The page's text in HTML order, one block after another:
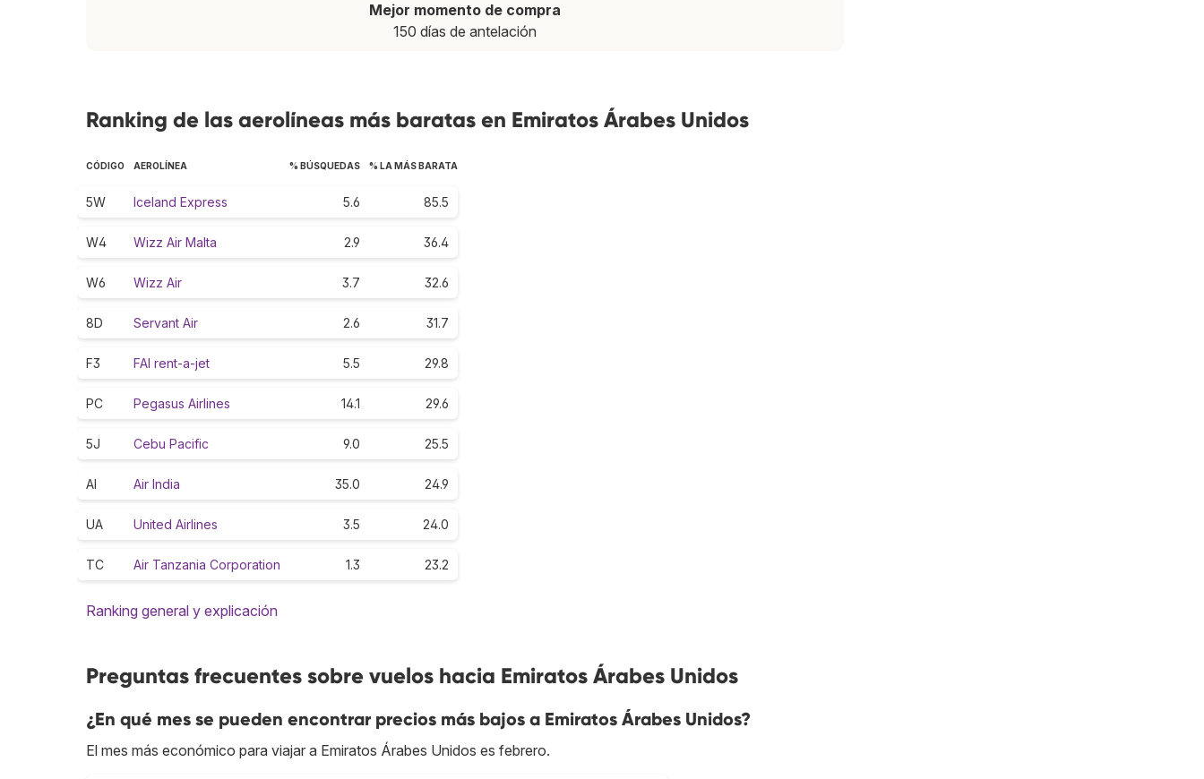
Mejor momento de compra
150 días de antelación
Ranking de las aerolíneas más baratas en Emiratos Árabes Unidos
CÓDIGO AEROLÍNEA % BÚSQUEDAS % LA MÁS BARATA
5W Iceland Express 5.6 85.5
W4 Wizz Air Malta 2.9 36.4
W6 Wizz Air 3.7 32.6
8D Servant Air 2.6 31.7
F3 FAI rent-a-jet 5.5 29.8
PC Pegasus Airlines 14.1 29.6
5J Cebu Pacific 9.0 25.5
AI Air India 35.0 24.9
UA United Airlines 3.5 24.0
TC Air Tanzania Corporation 1.3 23.2
Ranking general y explicación
Preguntas frecuentes sobre vuelos hacia Emiratos Árabes Unidos
¿En qué mes se pueden encontrar precios más bajos a Emiratos Árabes Unidos?
El mes más económico para viajar a Emiratos Árabes Unidos es febrero.